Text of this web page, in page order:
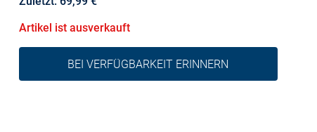
Artikel ist ausverkauft
BEI VERFÜGBARKEIT ERINNERN